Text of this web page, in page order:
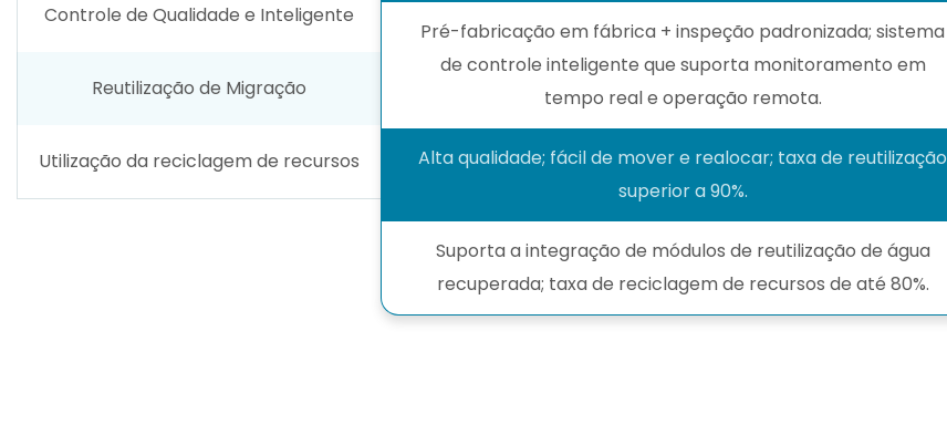
Controle de Qualidade e Inteligente
Reutilização de Migração
Utilização da reciclagem de recursos
Pré-fabricação em fábrica + inspeção padronizada; sistema
de controle inteligente que suporta monitoramento em
tempo real e operação remota.
Alta qualidade; fácil de mover e realocar; taxa de reutilização
superior a 90%.
Suporta a integração de módulos de reutilização de água
recuperada; taxa de reciclagem de recursos de até 80%.